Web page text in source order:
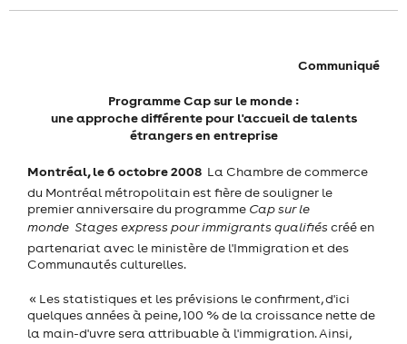
Communiqué
Programme Cap sur le monde :
une approche différente pour l'accueil de talents
étrangers en entreprise
Montréal, le 6 octobre 2008  La Chambre de commerce
du Montréal métropolitain est fière de souligner le
premier anniversaire du programme Cap sur le
monde  Stages express pour immigrants qualifiés créé en
partenariat avec le ministère de l'Immigration et des
Communautés culturelles.
« Les statistiques et les prévisions le confirment, d'ici
quelques années à peine, 100 % de la croissance nette de
la main-d'uvre sera attribuable à l'immigration. Ainsi,